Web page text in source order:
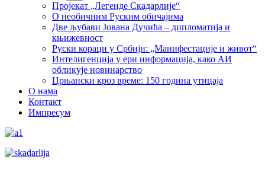
Пројекат „Легенде Скадарлије“
О необичним Руским обичајима
Две љубави Јована Дучића – дипломатија и
књижевност
Руски кораци у Србији: „Манифестације и живот“
Интелигенција у ери информација, како АИ
обликује новинарство
Црњански кроз време: 150 година утицаја
О нама
Контакт
Импресум